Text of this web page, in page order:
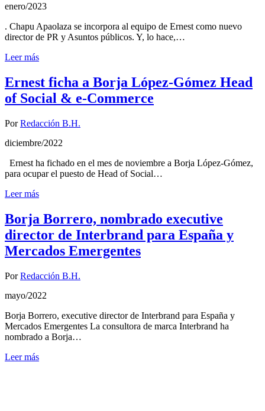
enero/2023
. Chapu Apaolaza se incorpora al equipo de Ernest como nuevo
director de PR y Asuntos públicos. Y, lo hace,…
Leer más
Ernest ficha a Borja López-Gómez Head
of Social & e-Commerce
PorRedacción B.H.
diciembre/2022
Ernest ha fichado en el mes de noviembre a Borja López-Gómez,
para ocupar el puesto de Head of Social…
Leer más
Borja Borrero, nombrado executive
director de Interbrand para España y
Mercados Emergentes
PorRedacción B.H.
mayo/2022
Borja Borrero, executive director de Interbrand para España y
Mercados Emergentes La consultora de marca Interbrand ha
nombrado a Borja…
Leer más